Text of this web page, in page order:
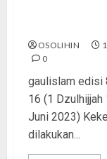
OSOLIHIN
0
gaulislam edisi
16 (1
Juni 2023)
dilakukan...